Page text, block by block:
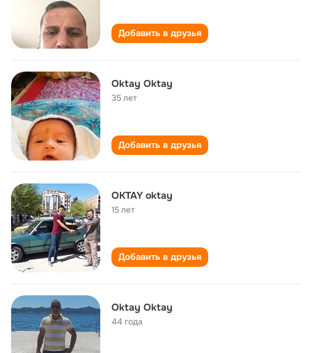
Добавить в друзья
Oktay Oktay
35 лет
Добавить в друзья
OKTAY oktay
15 лет
Добавить в друзья
Oktay Oktay
44 года